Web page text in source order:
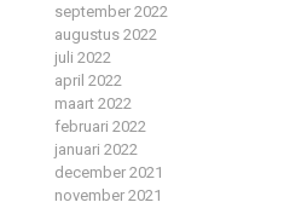
september 2022
augustus 2022
juli 2022
april 2022
maart 2022
februari 2022
januari 2022
december 2021
november 2021